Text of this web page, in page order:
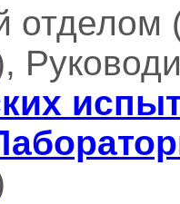
отделом